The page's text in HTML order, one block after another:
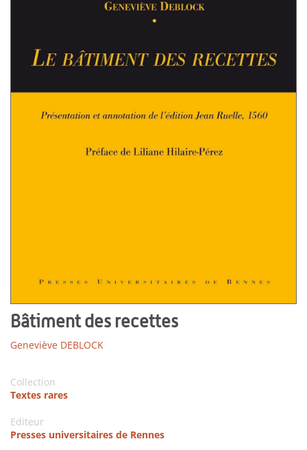
Bâtiment des recettes
Geneviève DEBLOCK
Collection
Textes rares
Editeur
Presses universitaires de Rennes